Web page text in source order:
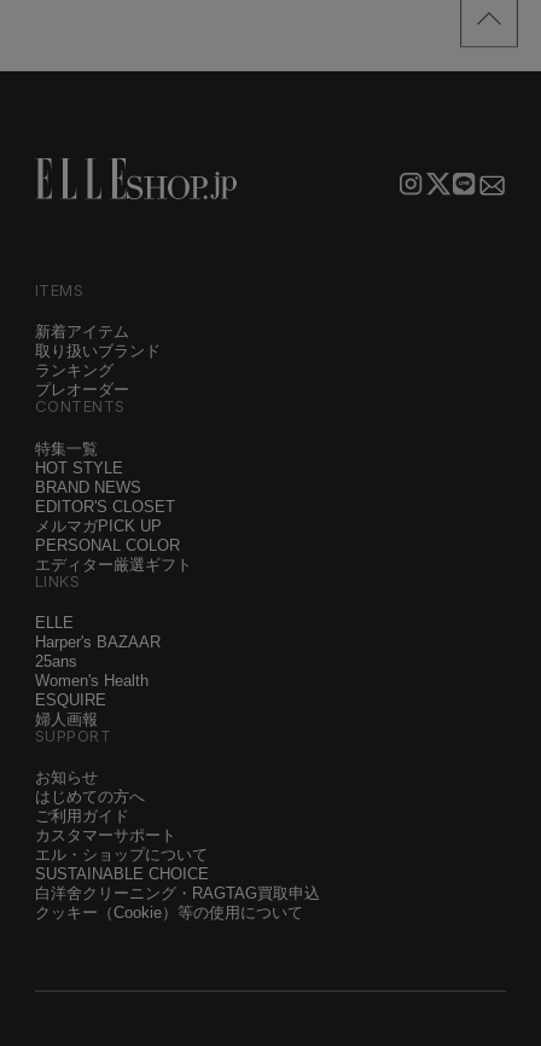
ITEMS
新着アイテム
取り扱いブランド
ランキング
プレオーダー
CONTENTS
特集一覧
HOT STYLE
BRAND NEWS
EDITOR'S CLOSET
メルマガPICK UP
PERSONAL COLOR
エディター厳選ギフト
LINKS
ELLE
Harper's BAZAAR
25ans
Women's Health
ESQUIRE
婦人画報
SUPPORT
お知らせ
はじめての方へ
ご利用ガイド
カスタマーサポート
エル・ショップについて
SUSTAINABLE CHOICE
白洋舍クリーニング・RAGTAG買取申込
クッキー（Cookie）等の使用について